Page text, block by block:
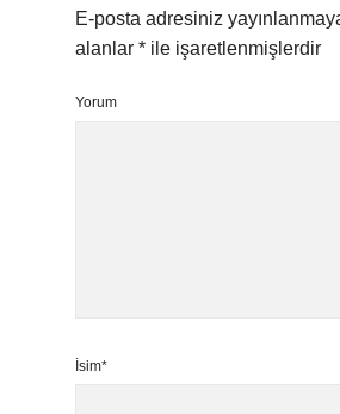
E-posta adresiniz
alanlar * ile işaretlenmişlerdir
Yorum
İsim*